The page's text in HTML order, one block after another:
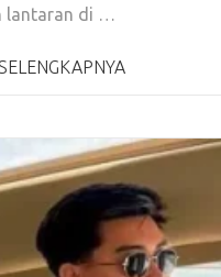
lantaran di …